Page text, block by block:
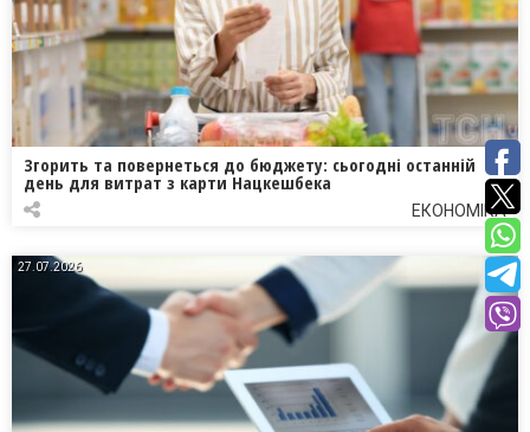
Згорить та повернеться до бюджету: сьогодні останній
день для витрат з карти Нацкешбека
ЕКОНОМІКА
27.07.2026